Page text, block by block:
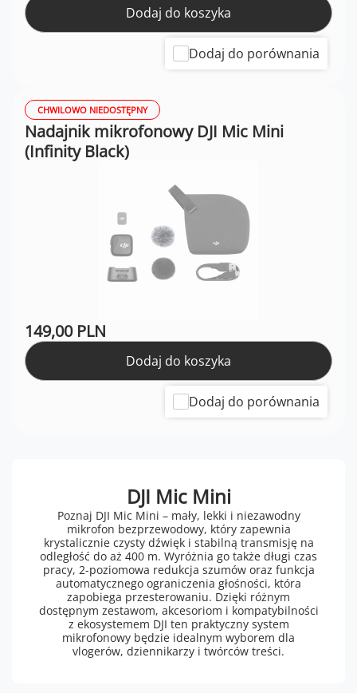
DJI Mic Mini
Poznaj DJI Mic Mini – mały, lekki i niezawodny
mikrofon bezprzewodowy, który zapewnia
krystalicznie czysty dźwięk i stabilną transmisję na
odległość do aż 400 m. Wyróżnia go także długi czas
pracy, 2-poziomowa redukcja szumów oraz funkcja
automatycznego ograniczenia głośności, która
zapobiega przesterowaniu. Dzięki różnym
dostępnym zestawom, akcesoriom i kompatybilności
z ekosystemem DJI ten praktyczny system
mikrofonowy będzie idealnym wyborem dla
vlogerów, dziennikarzy i twórców treści.
Dodaj do koszyka
Dodaj do porównania
CHWILOWO NIEDOSTĘPNY
Nadajnik mikrofonowy DJI Mic Mini
(Infinity Black)
149,00 PLN
Dodaj do koszyka
Dodaj do porównania